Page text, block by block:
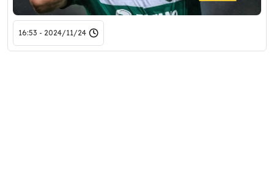
2024/11/24 - 16:53